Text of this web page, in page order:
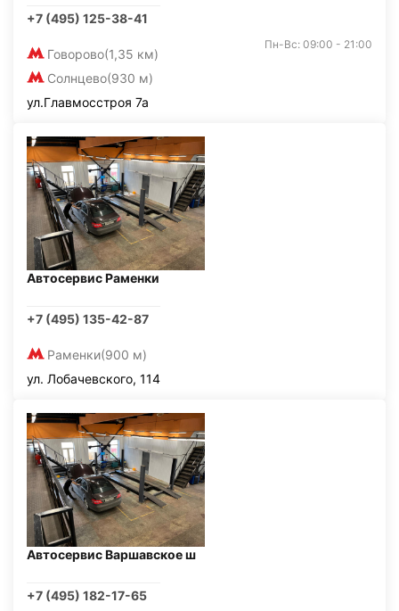
+7 (495) 125-38-41
Говорово(1,35 км)
Солнцево(930 м)
Пн-Вс: 09:00 - 21:00
ул.Главмосстроя 7а
Автосервис Раменки
+7 (495) 135-42-87
Раменки(900 м)
ул. Лобачевского, 114
Автосервис Варшавское ш
+7 (495) 182-17-65